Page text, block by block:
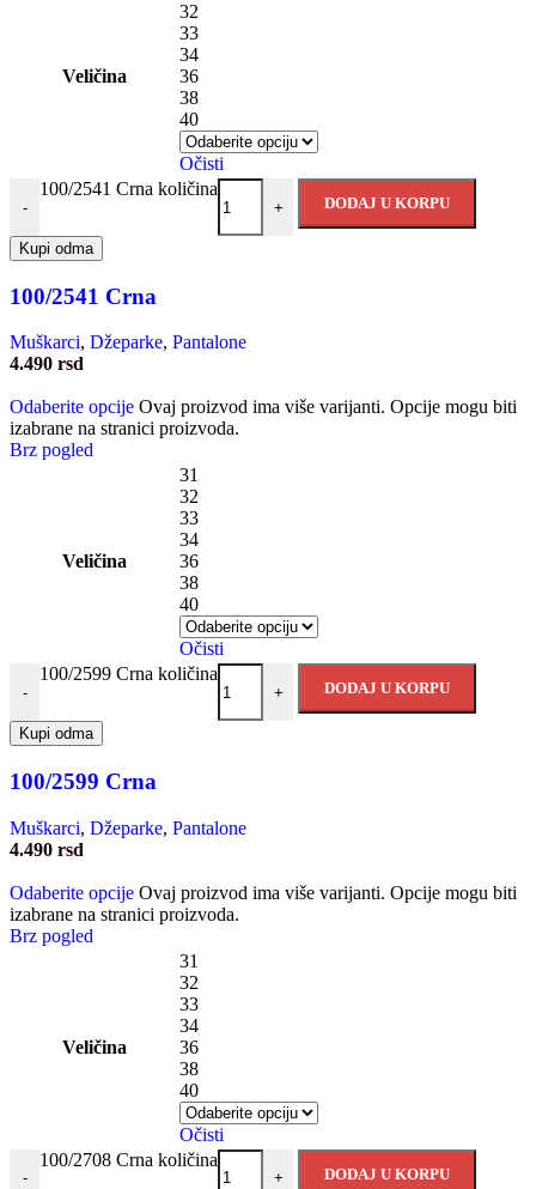
Veličina
32
33
34
36
38
40
Očisti
-
100/2541 Crna količina
+ DODAJ U KORPU
Kupi odma
100/2541 Crna
Muškarci, Džeparke, Pantalone
4.490 rsd
Odaberite opcije Ovaj proizvod ima više varijanti. Opcije mogu biti
izabrane na stranici proizvoda.
Brz pogled
Veličina
31
32
33
34
36
38
40
Očisti
-
100/2599 Crna količina
+ DODAJ U KORPU
Kupi odma
100/2599 Crna
Muškarci, Džeparke, Pantalone
4.490 rsd
Odaberite opcije Ovaj proizvod ima više varijanti. Opcije mogu biti
izabrane na stranici proizvoda.
Brz pogled
Veličina
31
32
33
34
36
38
40
Očisti
-
100/2708 Crna količina
+ DODAJ U KORPU